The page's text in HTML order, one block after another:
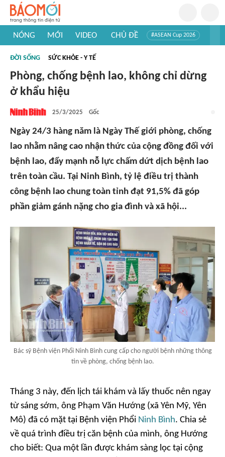
NÓNG MỚI VIDEO CHỦ ĐỀ #ASEAN Cup 2026
#Khám phá thế giới
ĐỜI SỐNG SỨC KHỎE - Y TẾ
Phòng, chống bệnh lao, không chỉ dừng
ở khẩu hiệu
25/3/2025 Gốc
Ngày 24/3 hàng năm là Ngày Thế giới phòng, chống
lao nhằm nâng cao nhận thức của cộng đồng đối với
bệnh lao, đẩy mạnh nỗ lực chấm dứt dịch bệnh lao
trên toàn cầu. Tại Ninh Bình, tỷ lệ điều trị thành
công bệnh lao chung toàn tỉnh đạt 91,5% đã góp
phần giảm gánh nặng cho gia đình và xã hội...
Bác sỹ Bệnh viện Phổi Ninh Bình cung cấp cho người bệnh những thông
tin về phòng, chống bệnh lao.
Tháng 3 này, đến lịch tái khám và lấy thuốc nên ngay
từ sáng sớm, ông Phạm Văn Hướng (xã Yên Mỹ, Yên
Mô) đã có mặt tại Bệnh viện Phổi Ninh Bình. Chia sẻ
về quá trình điều trị căn bệnh của mình, ông Hướng
cho biết: Qua một lần được khám sàng lọc tại cộng